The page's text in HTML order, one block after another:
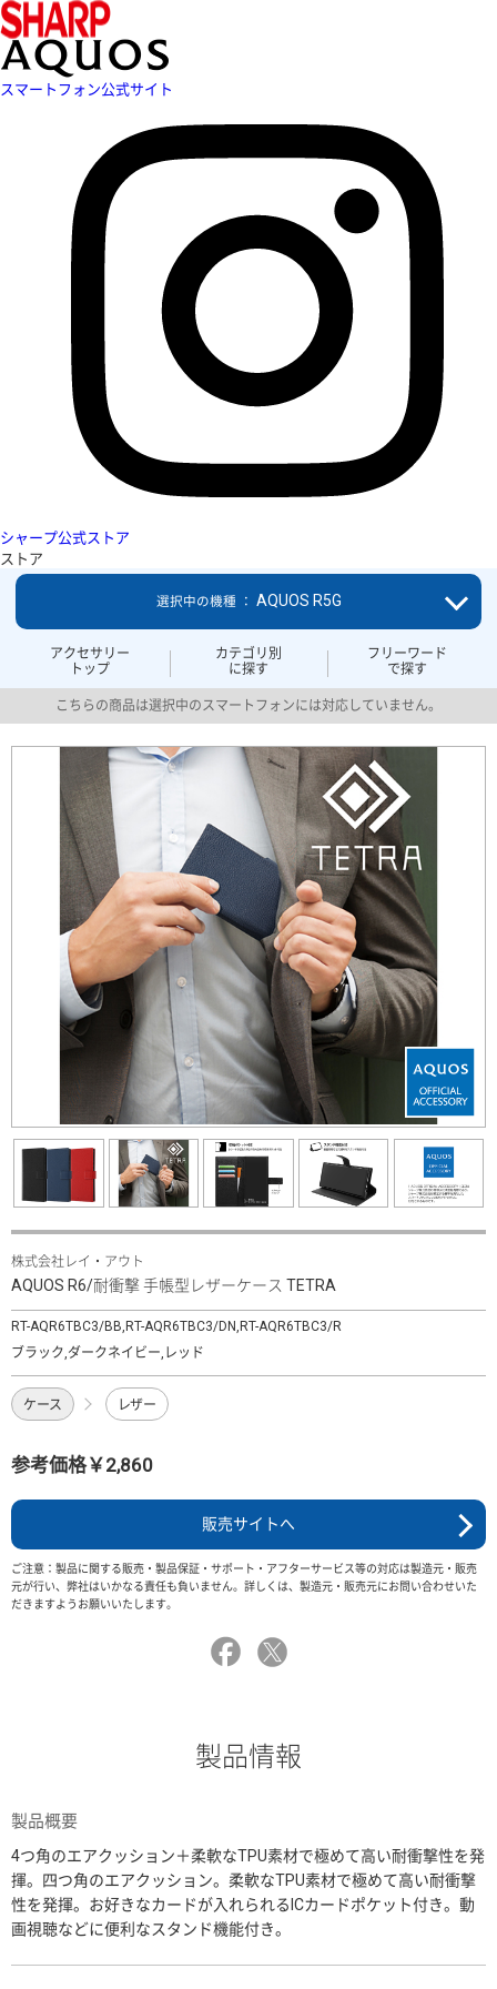
スマートフォン公式サイト
シャープ公式ストア
ストア
アクセサリー
トップ
カテゴリ別
に探す
フリーワード
で探す
選択中の機種 ： AQUOS R5G
こちらの商品は選択中のスマートフォンには対応していません。
株式会社レイ・アウト
AQUOS R6/耐衝撃 手帳型レザーケース TETRA
RT-AQR6TBC3/BB,RT-AQR6TBC3/DN,RT-AQR6TBC3/R
ブラック,ダークネイビー,レッド
ケース レザー
参考価格￥2,860
販売サイトへ
ご注意：製品に関する販売・製品保証・サポート・アフターサービス等の対応は製造元・販売
元が行い、弊社はいかなる責任も負いません。詳しくは、製造元・販売元にお問い合わせいた
だきますようお願いいたします。
製品情報
製品概要
4つ角のエアクッション＋柔軟なTPU素材で極めて高い耐衝撃性を発
揮。四つ角のエアクッション。柔軟なTPU素材で極めて高い耐衝撃
性を発揮。お好きなカードが入れられるICカードポケット付き。動
画視聴などに便利なスタンド機能付き。